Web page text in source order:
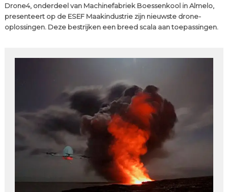
Drone4, onderdeel van Machinefabriek Boessenkool in Almelo,
presenteert op de ESEF Maakindustrie zijn nieuwste drone-
oplossingen. Deze bestrijken een breed scala aan toepassingen.